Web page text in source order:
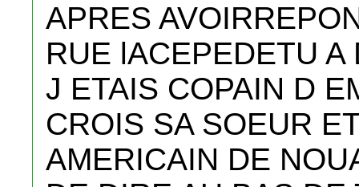
APRES
RUE lACEPEDETU
J ETAIS COPAIN D
CROIS SA SOEUR
AMERICAIN DE